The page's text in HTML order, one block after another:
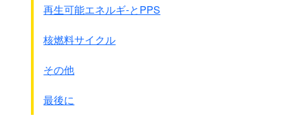
低用量でも4倍になっています。
す。
それでも熱が上がらなければ
サイトカインスト－ムといいます。
するとそのサイトカインが
自分の身体も攻撃するようになります。
腎臓を攻撃すれば腎出血するし、
再生可能エネルギ-とPPS
核燃料サイクル
その他
最後に